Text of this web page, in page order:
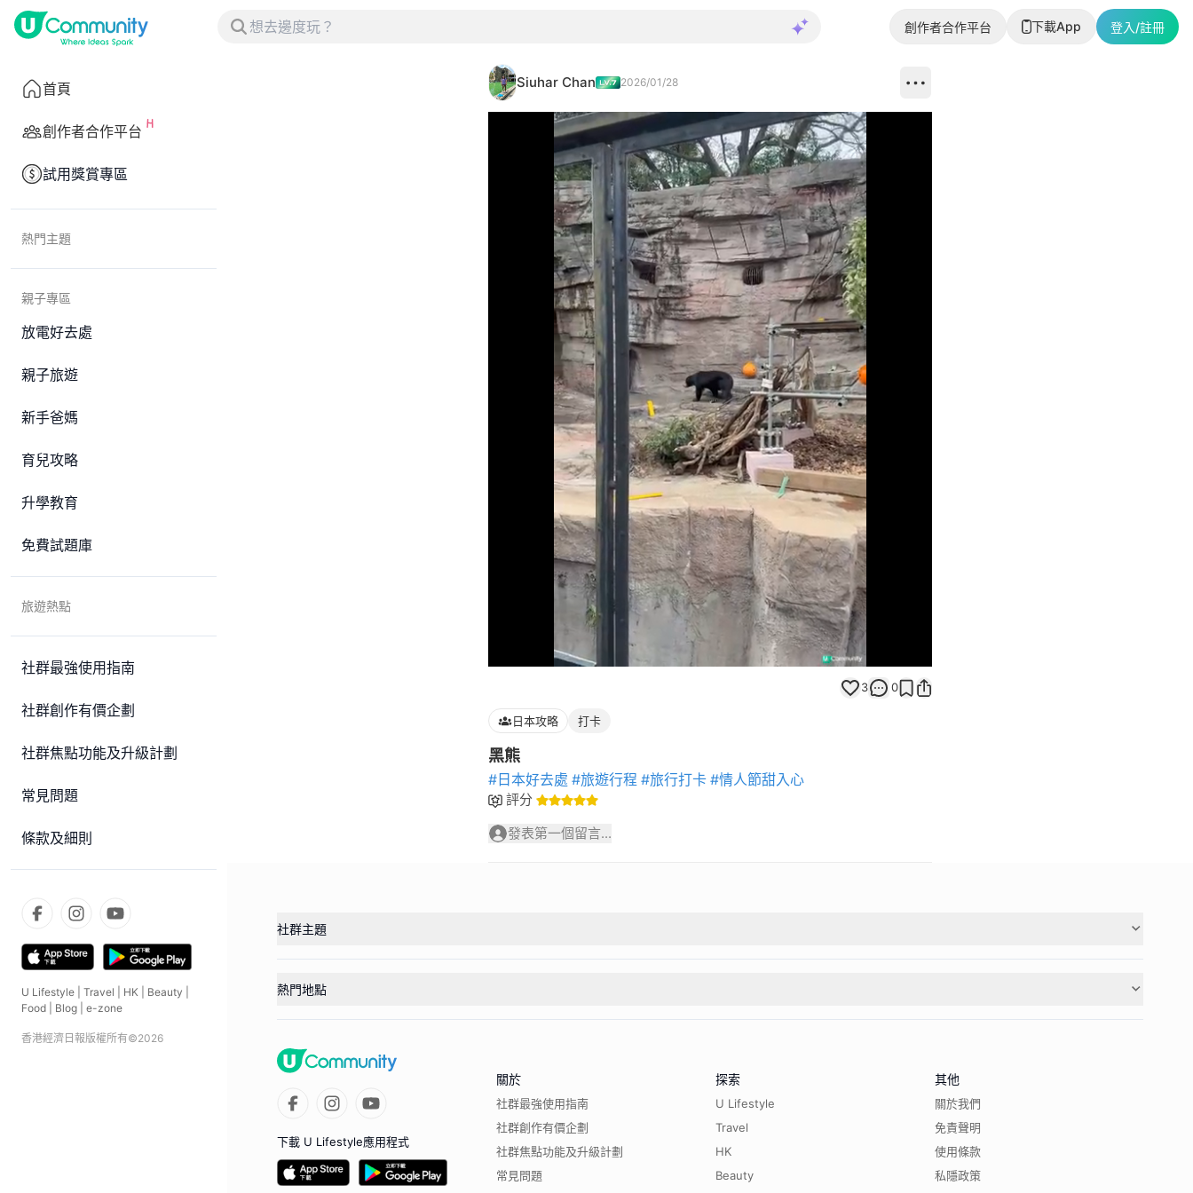
創作者合作平台 下載App 登入/註冊
首頁
創作者合作平台
試用獎賞專區
熱門主題
親子專區
放電好去處
親子旅遊
新手爸媽
育兒攻略
升學教育
免費試題庫
旅遊熱點
社群最強使用指南
社群創作有價企劃
社群焦點功能及升級計劃
常見問題
條款及細則
U Lifestyle Travel HK Beauty
Food
Blog e-zone
香港經濟日報版權所有©2026
Siuhar Chan 2026/01/28
100.00%
3 0
日本攻略 打卡
黑熊
#日本好去處 #旅遊行程 #旅行打卡 #情人節甜入心
評分
發表第一個留言...
社群主題
熱門地點
下載 U Lifestyle應用程式
關於
社群最強使用指南
社群創作有價企劃
社群焦點功能及升級計劃
常見問題
探索
U Lifestyle
Travel
HK
Beauty
其他
關於我們
免責聲明
使用條款
私隱政策